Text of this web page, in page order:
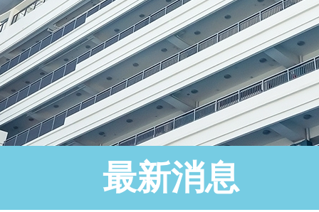
最新消息